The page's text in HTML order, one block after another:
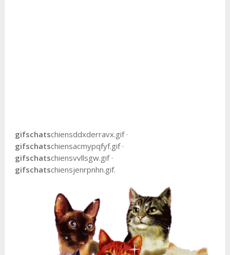
gifschatschiensddxderravx.gif ·
gifschatschiensacmypqfyf.gif ·
gifschatschiensvvllsgw.gif ·
gifschatschiensjenrpnhn.gif.